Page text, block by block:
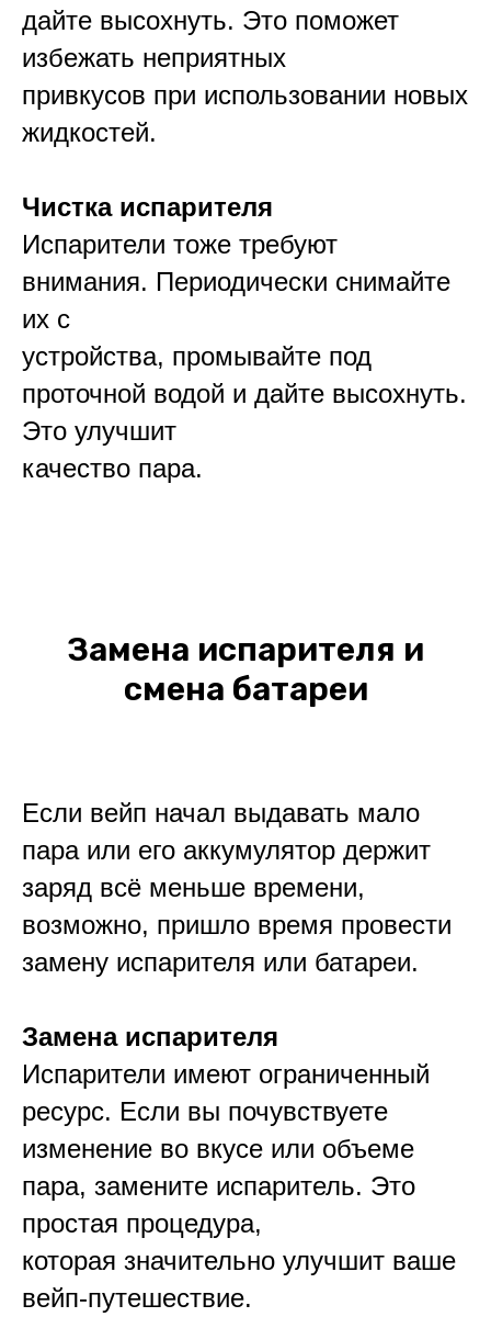
дайте высохнуть. Это поможет
избежать неприятных
привкусов при использовании новых
жидкостей.
Чистка испарителя
Испарители тоже требуют
внимания. Периодически снимайте
их с
устройства, промывайте под
проточной водой и дайте высохнуть.
Это улучшит
качество пара.
Замена испарителя и
смена батареи
Если вейп начал выдавать мало
пара или его аккумулятор держит
заряд всё меньше времени,
возможно, пришло время провести
замену испарителя или батареи.
Замена испарителя
Испарители имеют ограниченный
ресурс. Если вы почувствуете
изменение во вкусе или объеме
пара, замените испаритель. Это
простая процедура,
которая значительно улучшит ваше
вейп-путешествие.